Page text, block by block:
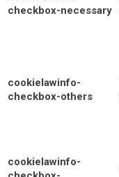
checkbox-necessary
cookielawinfo-
checkbox-others
cookielawinfo-